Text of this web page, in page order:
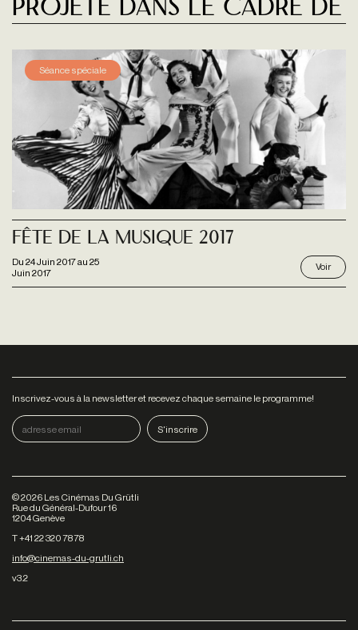
Projeté dans le cadre de
Séance spéciale
Du 24 Juin 2017au 25
Juin 2017
FÊTE DE LA MUSIQUE 2017
Voir
Inscrivez-vous à la newsletter et recevez chaque semaine le programme!
©2026 Les Cinémas Du Grütli
Rue du Général-Dufour 16
1204 Genève
T +41 22 320 78 78
info@cinemas-du-grutli.ch
v3.2